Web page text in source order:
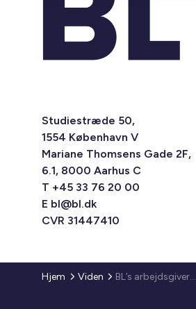
Studiestræde 50,
1554 København V
Mariane Thomsens Gade 2F,
6.1, 8000 Aarhus C
T +45 33 76 20 00
E bl@bl.dk
CVR 31447410
Hjem Viden BL’s arbejdsgiverfunktion